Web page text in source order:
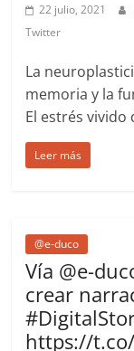
22 julio, 2021
Twitter
La
memoria y la
El estrés vivido
Leer más
@e-duco
Vía @e-
crear
https://